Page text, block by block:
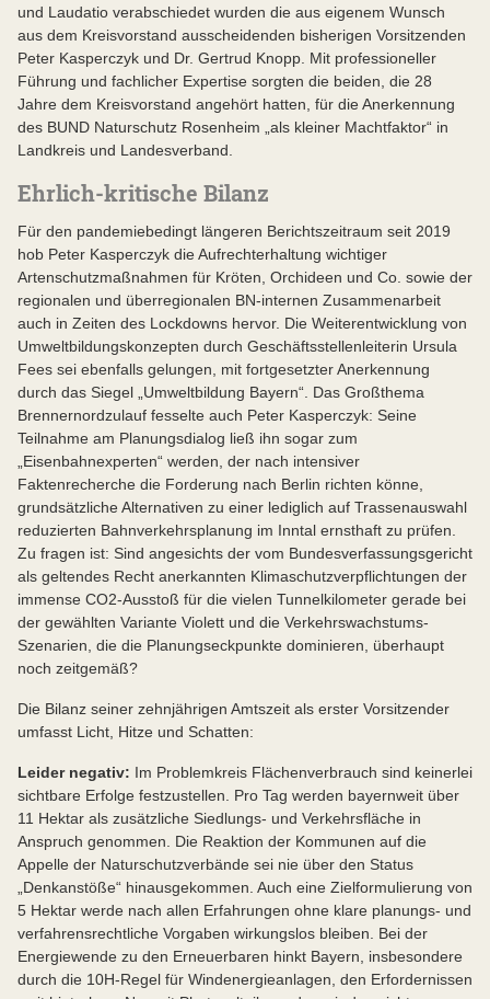
und Laudatio verabschiedet wurden die aus eigenem Wunsch
aus dem Kreisvorstand ausscheidenden bisherigen Vorsitzenden
Peter Kasperczyk und Dr. Gertrud Knopp. Mit professioneller
Führung und fachlicher Expertise sorgten die beiden, die 28
Jahre dem Kreisvorstand angehört hatten, für die Anerkennung
des BUND Naturschutz Rosenheim „als kleiner Machtfaktor“ in
Landkreis und Landesverband.
Ehrlich-kritische Bilanz
Für den pandemiebedingt längeren Berichtszeitraum seit 2019
hob Peter Kasperczyk die Aufrechterhaltung wichtiger
Artenschutzmaßnahmen für Kröten, Orchideen und Co. sowie der
regionalen und überregionalen BN-internen Zusammenarbeit
auch in Zeiten des Lockdowns hervor. Die Weiterentwicklung von
Umweltbildungskonzepten durch Geschäftsstellenleiterin Ursula
Fees sei ebenfalls gelungen, mit fortgesetzter Anerkennung
durch das Siegel „Umweltbildung Bayern“. Das Großthema
Brennernordzulauf fesselte auch Peter Kasperczyk: Seine
Teilnahme am Planungsdialog ließ ihn sogar zum
„Eisenbahnexperten“ werden, der nach intensiver
Faktenrecherche die Forderung nach Berlin richten könne,
grundsätzliche Alternativen zu einer lediglich auf Trassenauswahl
reduzierten Bahnverkehrsplanung im Inntal ernsthaft zu prüfen.
Zu fragen ist: Sind angesichts der vom Bundesverfassungsgericht
als geltendes Recht anerkannten Klimaschutzverpflichtungen der
immense CO2-Ausstoß für die vielen Tunnelkilometer gerade bei
der gewählten Variante Violett und die Verkehrswachstums-
Szenarien, die die Planungseckpunkte dominieren, überhaupt
noch zeitgemäß?
Die Bilanz seiner zehnjährigen Amtszeit als erster Vorsitzender
umfasst Licht, Hitze und Schatten:
Leider negativ: Im Problemkreis Flächenverbrauch sind keinerlei
sichtbare Erfolge festzustellen. Pro Tag werden bayernweit über
11 Hektar als zusätzliche Siedlungs- und Verkehrsfläche in
Anspruch genommen. Die Reaktion der Kommunen auf die
Appelle der Naturschutzverbände sei nie über den Status
„Denkanstöße“ hinausgekommen. Auch eine Zielformulierung von
5 Hektar werde nach allen Erfahrungen ohne klare planungs- und
verfahrensrechtliche Vorgaben wirkungslos bleiben. Bei der
Energiewende zu den Erneuerbaren hinkt Bayern, insbesondere
durch die 10H-Regel für Windenergieanlagen, den Erfordernissen